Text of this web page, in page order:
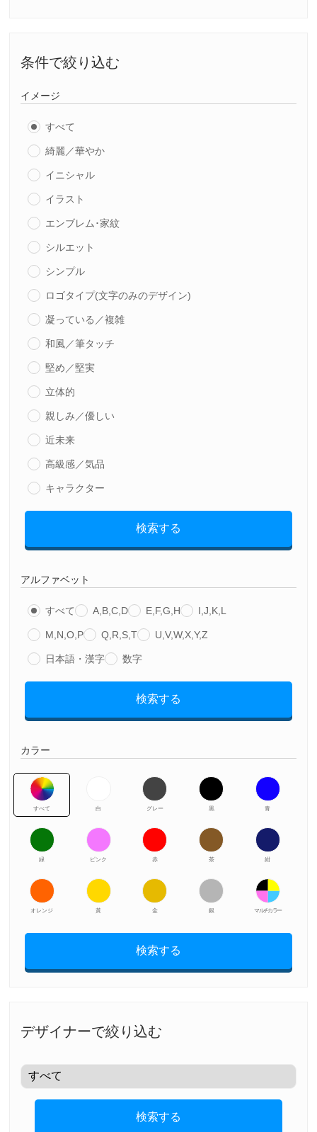
条件で絞り込む
イメージ
すべて
綺麗／華やか
イニシャル
イラスト
エンブレム･家紋
シルエット
シンプル
ロゴタイプ(文字のみのデザイン)
凝っている／複雑
和風／筆タッチ
堅め／堅実
立体的
親しみ／優しい
近未来
高級感／気品
キャラクター
検索する
アルファベット
すべて A,B,C,D E,F,G,H I,J,K,L
M,N,O,P Q,R,S,T U,V,W,X,Y,Z
日本語・漢字 数字
検索する
カラー
すべて 白 グレー 黒 青
緑 ピンク 赤 茶 紺
オレンジ 黃 金 銀 マルチカラー
検索する
デザイナーで絞り込む
検索する